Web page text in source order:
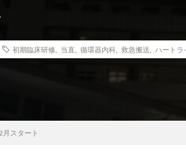
初期臨床研修 当直 循環器内科 救急搬送 ハートラ
月スタート